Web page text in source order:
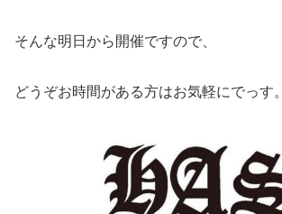
そんな明日から開催ですので、
どうぞお時間がある方はお気軽にでっす。